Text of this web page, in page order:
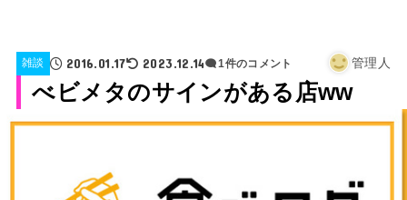
雑談 2016.01.17 2023.12.14 1件のコメント 管理人
べビメタのサインがある店ww